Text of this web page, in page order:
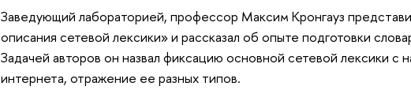
Заведующий лабораторией, профессор Максим Кронгауз
описания сетевой лексики» и рассказал об опыте подготовки
Задачей авторов он назвал фиксацию основной сетевой лексики с
интернета, отражение ее разных типов.